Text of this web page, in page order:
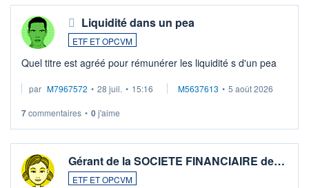
Liquidité dans un pea
ETF ET OPCVM
Quel titre est agréé pour rémunérer les liquidité s d'un pea
par M7967572 • 28 juil. • 15:16 M5637613 • 5 août 2026
7commentaires • 0j'aime
Gérant de la SOCIETE FINANCIAIRE de…
ETF ET OPCVM